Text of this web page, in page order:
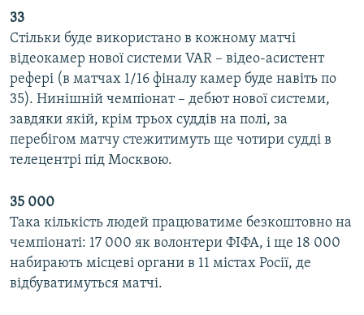
33
Стільки буде використано в кожному матчі
відеокамер нової системи VAR – відео-асистент
рефері (в матчах 1/16 фіналу камер буде навіть по
35). Нинішній чемпіонат – дебют нової системи,
завдяки якій, крім трьох суддів на полі, за
перебігом матчу стежитимуть ще чотири судді в
телецентрі під Москвою.
35 000
Така кількість людей працюватиме безкоштовно на
чемпіонаті: 17 000 як волонтери ФІФА, і ще 18 000
набирають місцеві органи в 11 містах Росії, де
відбуватимуться матчі.